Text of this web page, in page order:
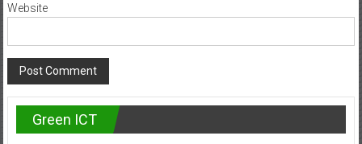
Website
Green ICT